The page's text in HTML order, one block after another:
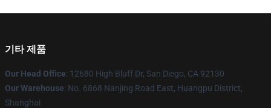
기타 제품
Our Head Office: 12680 High Bluff Dr, San Diego, CA 92130
Our Warehouse: No. 6868 Nanjing Road East, Huangpu District,
Shanghai